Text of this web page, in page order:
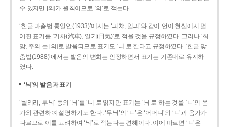
수 있지만 [의]가 원칙이므로 ‘의’로 적는다.
‘한글 마춤법 통일안(1933)’에서는 ‘긔챠, 일긔’와 같이 언어 현실에서 멀
어진 표기를 ‘기차(汽車), 일기(日氣)’로 적을 것을 규정하였다. 그러나 ‘희
망, 주의’는 [의]로 발음되므로 표기도 ‘ㅢ’로 한다고 규정하였다. ‘한글 맞
춤법(1988)’에서는 발음의 변화는 인정하면서 표기는 기존대로 유지하
였다.
‘늬’의 발음과 표기
‘늴리리, 무늬’ 등의 ‘늬’를 ‘니’로 읽지만 표기는 ‘늬’로 하는 것을 ‘ㄴ’의 음
가와 관련하여 설명하기도 한다. ‘무늬’의 ‘ㄴ’은 ‘어머니’의 ‘ㄴ’과 음가가
다르므로 이를 고려하여 ‘늬’로 적는다는 견해이다. 이에 따르면 ‘ㄴ’은